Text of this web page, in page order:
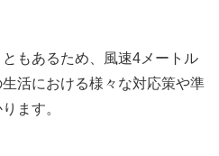
もあるため、風速4メートル
活における様々な対応策や準
ます。